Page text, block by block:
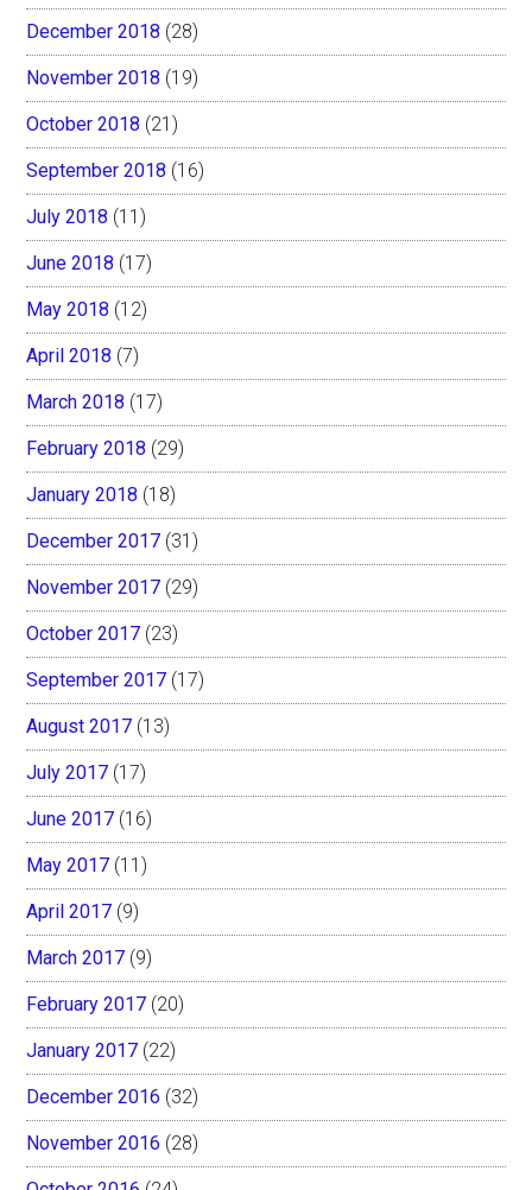
December 2018 (28)
November 2018 (19)
October 2018 (21)
September 2018 (16)
July 2018 (11)
June 2018 (17)
May 2018 (12)
April 2018 (7)
March 2018 (17)
February 2018 (29)
January 2018 (18)
December 2017 (31)
November 2017 (29)
October 2017 (23)
September 2017 (17)
August 2017 (13)
July 2017 (17)
June 2017 (16)
May 2017 (11)
April 2017 (9)
March 2017 (9)
February 2017 (20)
January 2017 (22)
December 2016 (32)
November 2016 (28)